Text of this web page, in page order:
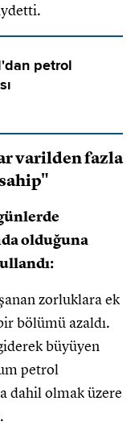
petrol
varilden fazla
olduğuna
zorluklara ek
bölümü azaldı.
büyüyen
petrol
dahil olmak üzere